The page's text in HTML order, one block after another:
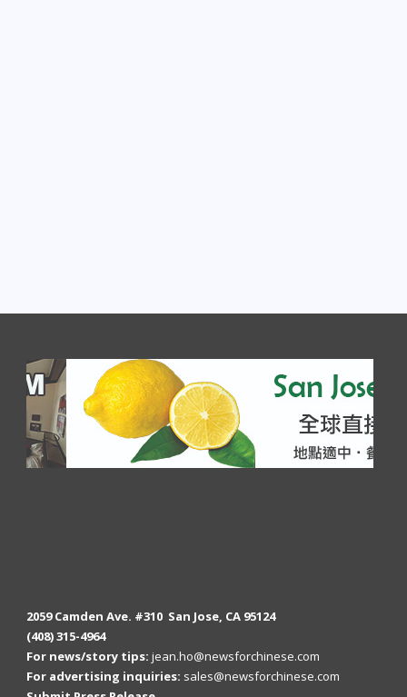
2059 Camden Ave. #310 San Jose, CA 95124
(408) 315-4964
For news/story tips: jean.ho@newsforchinese.com
For advertising inquiries: sales@newsforchinese.com